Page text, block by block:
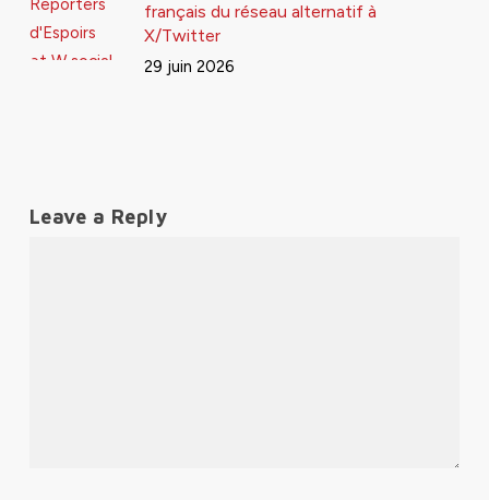
français du réseau alternatif à
X/Twitter
29 juin 2026
Leave a Reply